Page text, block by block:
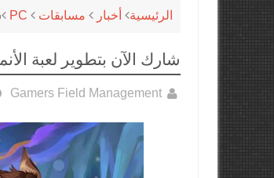
الرئيسية أخبار مسابقات PC
شارك الآن بتطوير لعبة
Gamers Field Management